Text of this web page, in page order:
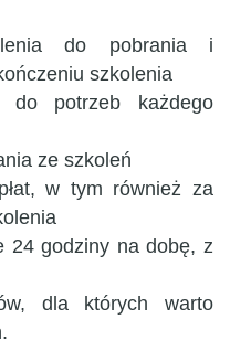
do pobrania i
szkolenia
do potrzeb każdego
ze szkoleń
w tym również za
24 godziny na dobę, z
dla których warto